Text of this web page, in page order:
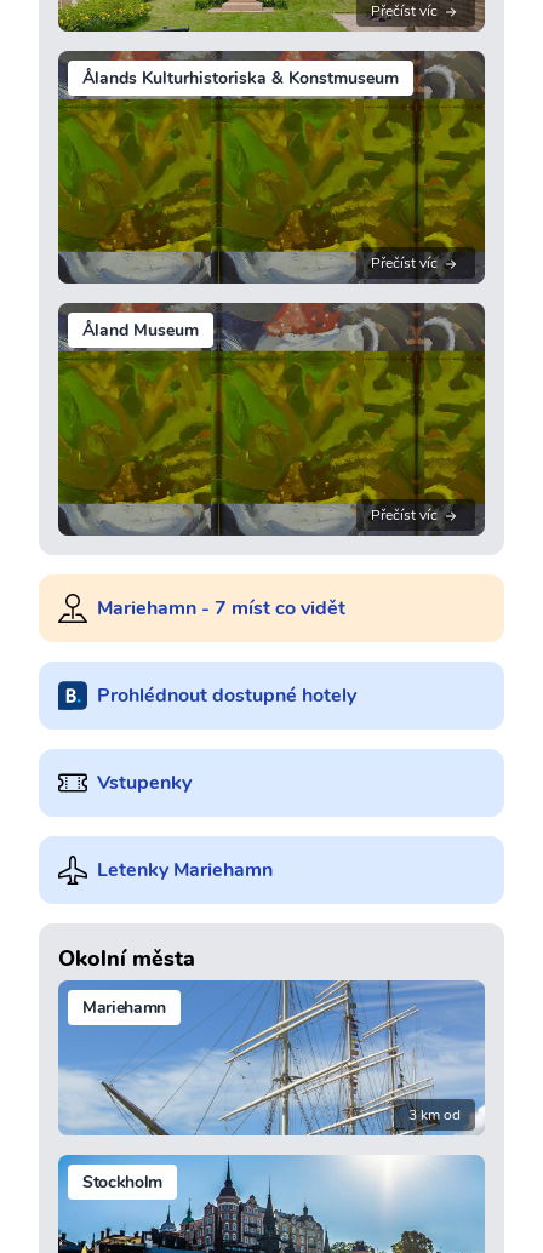
Přečíst víc
Ålands Kulturhistoriska & Konstmuseum
Přečíst víc
Åland Museum
Přečíst víc
Mariehamn - 7 míst co vidět
Prohlédnout dostupné hotely
Vstupenky
Letenky Mariehamn
Okolní města
Mariehamn
3 km od
Stockholm